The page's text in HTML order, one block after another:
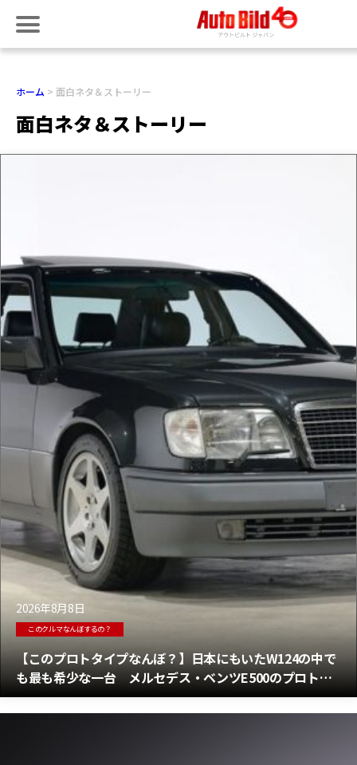
ホーム 面白ネタ＆ストーリー
面白ネタ＆ストーリー
2026年8月8日
このクルマなんぼするの？
【このプロトタイプなんぼ？】日本にもいたW124の中で
も最も希少な一台 メルセデス・ベンツE500のプロトタ
イプがオークションに！